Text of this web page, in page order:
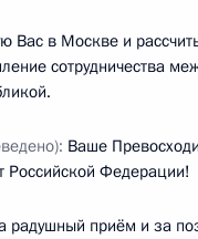
Вас в Москве и
сотрудничества
Ваше
Российской Федерации!
радушный приём и за